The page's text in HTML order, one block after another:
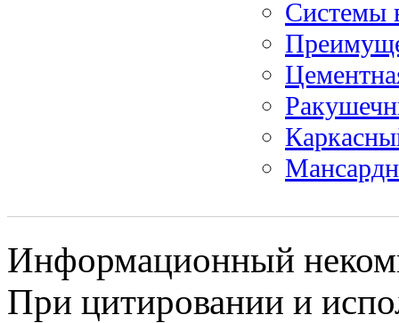
Системы
Информационный
При цитировании и